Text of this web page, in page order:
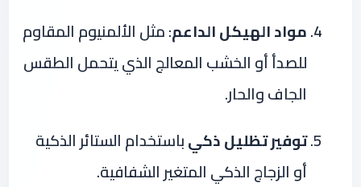
مواد الهيكل الداعم: مثل الألمنيوم المقاوم
للصدأ أو الخشب المعالج الذي يتحمل الطقس
الجاف والحار.
توفير تظليل ذكيباستخدام الستائر الذكية
أو الزجاج الذكي المتغير الشفافية.